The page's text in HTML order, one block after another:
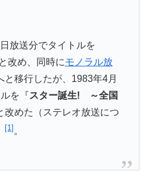
放送分でタイトルを
改め、同時にモノラル放
と移行したが、1983年4月
を『スター誕生! ～全国
改めた（ ステレオ放送につ
[1] 。